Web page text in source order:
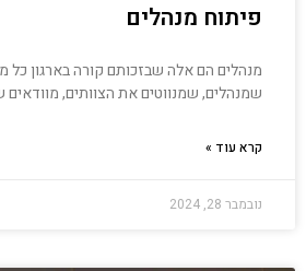
פיתוח מנהלים
מנהלים הם אלה שבזכותם קורה בארגון
שמנהלים, שמנווטים את הצוותים,
קרא עוד »
נובמבר 28, 2024